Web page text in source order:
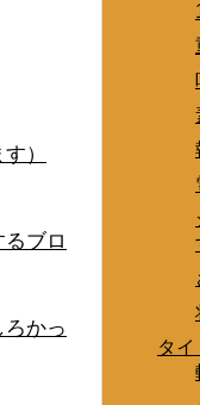
）
ブロ
かっ
タ